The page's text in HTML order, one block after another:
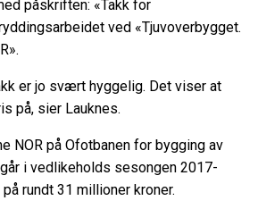
påskriften: «Takk for
ved «Tjuvoverbygget.
er jo svært hyggelig. Det viser at
på, sier Lauknes.
NOR på Ofotbanen for bygging av
i vedlikeholds sesongen 2017-
rundt 31 millioner kroner.